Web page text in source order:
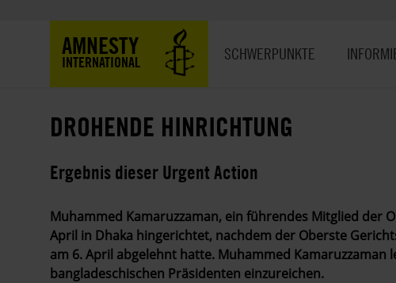
AMNESTY
INTERNATIONAL SCHWERPUNKTE
DROHENDE HINRICHTUNG
Ergebnis dieser Urgent Action
Muhammed Kamaruzzaman, ein führendes Mitglied der
April in Dhaka hingerichtet, nachdem der Oberste
am 6. April abgelehnt hatte. Muhammed Kamaruzzaman
bangladeschischen Präsidenten einzureichen.